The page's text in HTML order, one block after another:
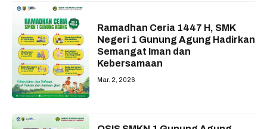
Ramadhan Ceria 1447 H, SMK
Negeri 1 Gunung Agung Hadirkan
Semangat Iman dan
Kebersamaan
Mar. 2, 2026